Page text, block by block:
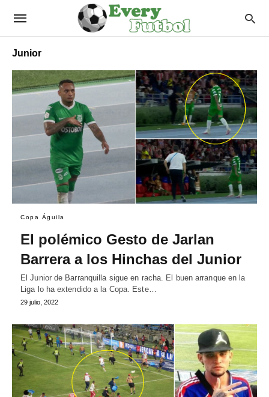
Junior
Copa Águila
El polémico Gesto de Jarlan
Barrera a los Hinchas del Junior
El Junior de Barranquilla sigue en racha. El buen arranque en la
Liga lo ha extendido a la Copa. Este…
29 julio, 2022